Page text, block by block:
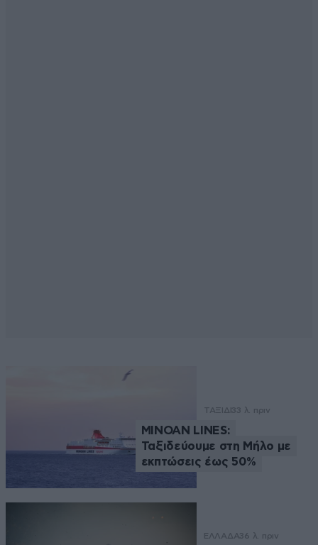
ΤΑΞΙΔΙ33 λ. πριν
MINOAN LINES:
Ταξιδεύουμε στη Μήλο με
εκπτώσεις έως 50%
ΕΛΛΑΔΑ36 λ. πριν